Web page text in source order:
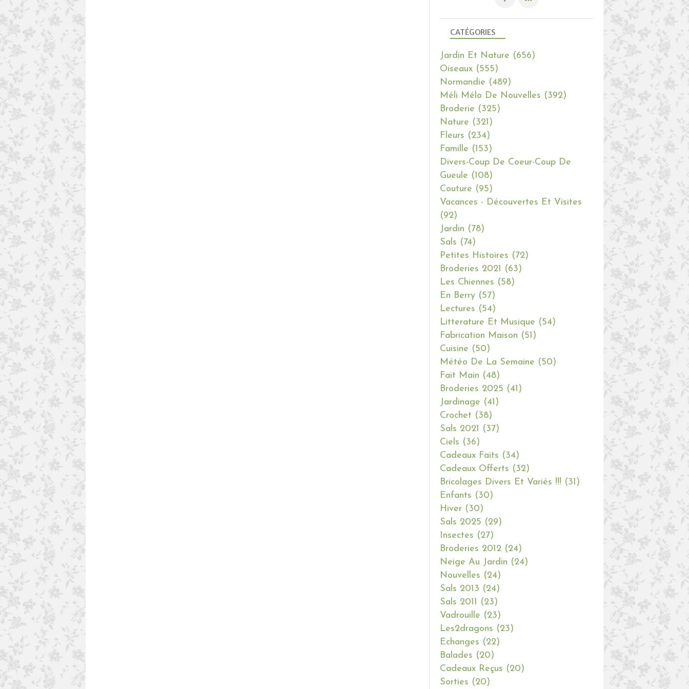
CATÉGORIES
Jardin Et Nature (656)
Oiseaux (555)
Normandie (489)
Méli Mélo De Nouvelles (392)
Broderie (325)
Nature (321)
Fleurs (234)
Famille (153)
Divers-Coup De Coeur-Coup De
Gueule (108)
Couture (95)
Vacances - Découvertes Et Visites
(92)
Jardin (78)
Sals (74)
Petites Histoires (72)
Broderies 2021
(63)
Les Chiennes (58)
En Berry (57)
Lectures (54)
Litterature Et Musique (54)
Fabrication Maison (51)
Cuisine (50)
Météo De La Semaine (50)
Fait Main (48)
Broderies 2025 (41)
Jardinage (41)
Crochet (38)
Sals 2021
(37)
Ciels (36)
Cadeaux Faits (34)
Cadeaux Offerts (32)
Bricolages Divers Et Variés !!! (31)
Enfants (30)
Hiver (30)
Sals 2025 (29)
Insectes (27)
Broderies 2012 (24)
Neige Au Jardin (24)
Nouvelles (24)
Sals 2013 (24)
Sals 2011
(23)
Vadrouille (23)
Les2dragons (23)
Echanges (22)
Balades (20)
Cadeaux Reçus (20)
Sorties (20)